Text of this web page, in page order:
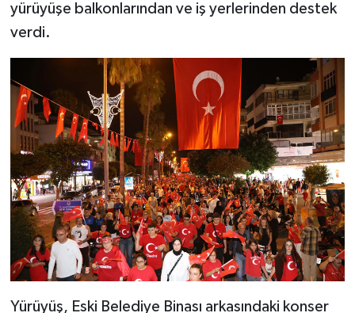
yürüyüşe balkonlarından ve iş yerlerinden destek
verdi.
Yürüyüş, Eski Belediye Binası arkasındaki konser